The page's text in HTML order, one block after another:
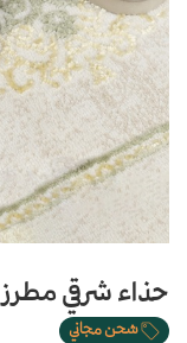
حذاء شرقي مطرز
شحن مجاني